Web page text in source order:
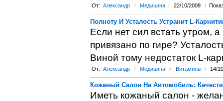
От: Александр l Медицина l 22/10/2009 l
Полноту И Усталость Устранит L-
Если нет сил встать утром,
привязано по гире?
Виной тому недостаток L-
От: Александр l Медицина > Витамины l 14/
Кожаный Салон На Автомобиль:
Иметь кожаный салон -